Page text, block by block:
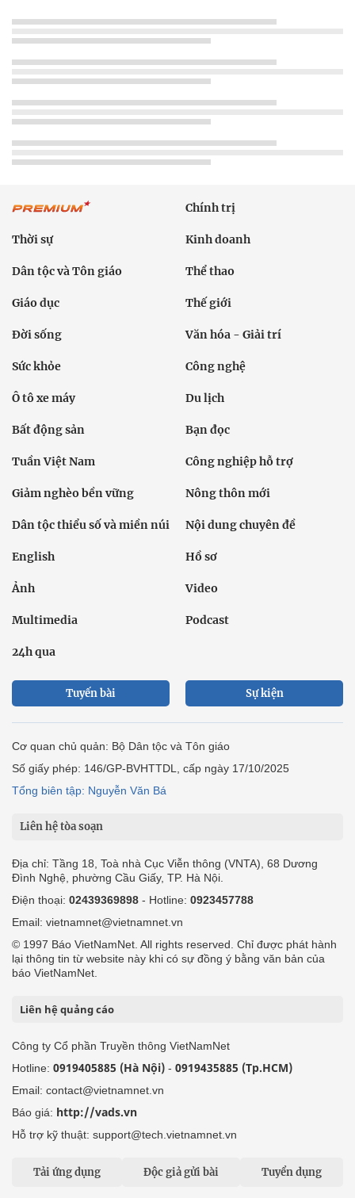
Chính trị
Thời sự Kinh doanh
Dân tộc và Tôn giáo Thể thao
Giáo dục Thế giới
Đời sống Văn hóa - Giải trí
Sức khỏe Công nghệ
Ô tô xe máy Du lịch
Bất động sản Bạn đọc
Tuần Việt Nam Công nghiệp hỗ trợ
Giảm nghèo bền vững Nông thôn mới
Dân tộc thiểu số và miền núi Nội dung chuyên đề
English Hồ sơ
Ảnh Video
Multimedia Podcast
24h qua
Tuyến bài Sự kiện
Cơ quan chủ quản: Bộ Dân tộc và Tôn giáo
Số giấy phép: 146/GP-BVHTTDL, cấp ngày 17/10/2025
Tổng biên tập: Nguyễn Văn Bá
Liên hệ tòa soạn
Địa chỉ: Tầng 18, Toà nhà Cục Viễn thông (VNTA), 68 Dương
Đình Nghệ, phường Cầu Giấy, TP. Hà Nội.
Điện thoại: 02439369898 - Hotline: 0923457788
Email: vietnamnet@vietnamnet.vn
© 1997 Báo VietNamNet. All rights reserved. Chỉ được phát hành
lại thông tin từ website này khi có sự đồng ý bằng văn bản của
báo VietNamNet.
Liên hệ quảng cáo
Công ty Cổ phần Truyền thông VietNamNet
Hotline: 0919405885 (Hà Nội) - 0919435885 (Tp.HCM)
Email: contact@vietnamnet.vn
Báo giá: http://vads.vn
Hỗ trợ kỹ thuật: support@tech.vietnamnet.vn
Tải ứng dụng Độc giả gửi bài Tuyển dụng